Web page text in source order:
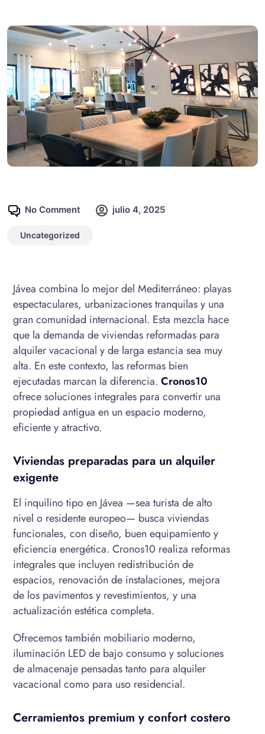
No Comment julio 4, 2025
Uncategorized
Jávea combina lo mejor del Mediterráneo: playas
espectaculares, urbanizaciones tranquilas y una
gran comunidad internacional. Esta mezcla hace
que la demanda de viviendas reformadas para
alquiler vacacional y de larga estancia sea muy
alta. En este contexto, las reformas bien
ejecutadas marcan la diferencia. Cronos10
ofrece soluciones integrales para convertir una
propiedad antigua en un espacio moderno,
eficiente y atractivo.
Viviendas preparadas para un alquiler
exigente
El inquilino tipo en Jávea —sea turista de alto
nivel o residente europeo— busca viviendas
funcionales, con diseño, buen equipamiento y
eficiencia energética. Cronos10 realiza reformas
integrales que incluyen redistribución de
espacios, renovación de instalaciones, mejora
de los pavimentos y revestimientos, y una
actualización estética completa.
Ofrecemos también mobiliario moderno,
iluminación LED de bajo consumo y soluciones
de almacenaje pensadas tanto para alquiler
vacacional como para uso residencial.
Cerramientos premium y confort costero